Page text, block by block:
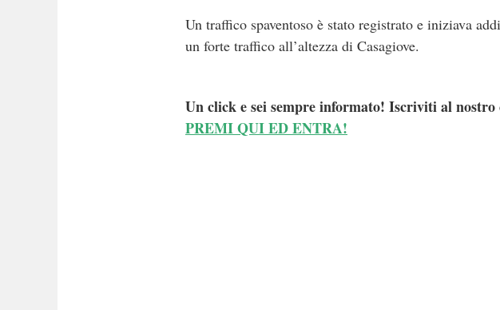
Un traffico spaventoso è stato registrato e iniziava
un forte traffico all’altezza di Casagiove.
Un click e sei sempre informato! Iscriviti al
PREMI QUI ED ENTRA!